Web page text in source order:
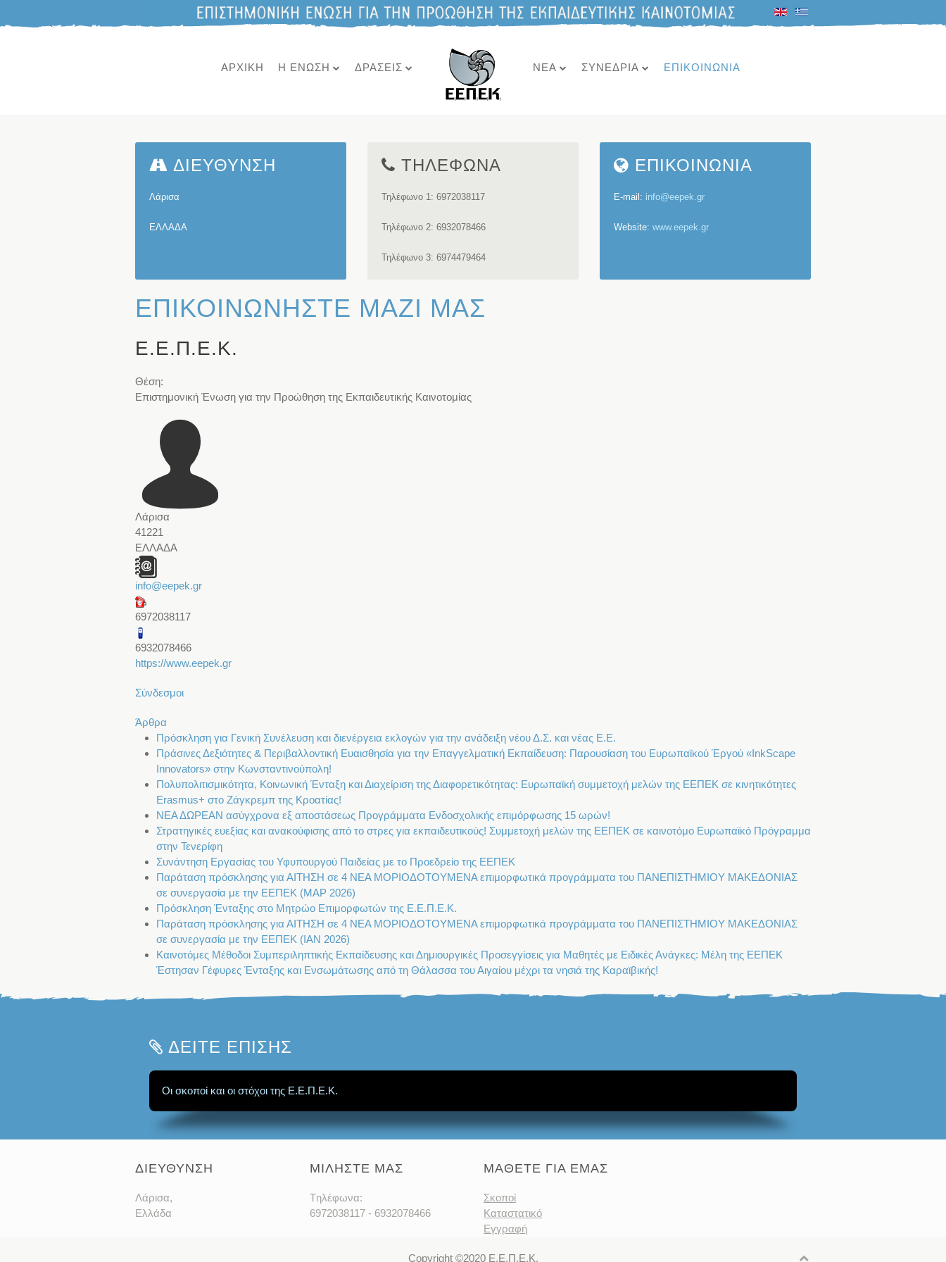
ΑΡΧΙΚΗ Η ΕΝΩΣΗ ΔΡΑΣΕΙΣ ΝΕΑ ΣΥΝΕΔΡΙΑ ΕΠΙΚΟΙΝΩΝΙΑ
ΔΙΕΥΘΥΝΣΗ
Λάρισα
ΕΛΛΑΔΑ
ΤΗΛΕΦΩΝΑ
Τηλέφωνο 1: 6972038117
Τηλέφωνο 2: 6932078466
Τηλέφωνο 3: 6974479464
ΕΠΙΚΟΙΝΩΝΙΑ
E-mail: info@eepek.gr
Website: www.eepek.gr
ΕΠΙΚΟΙΝΩΝΗΣΤΕ ΜΑΖΙ ΜΑΣ
Ε.Ε.Π.Ε.Κ.
Θέση:
Επιστημονική Ένωση για την Προώθηση της Εκπαιδευτικής Καινοτομίας
Λάρισα
41221
ΕΛΛΑΔΑ
info@eepek.gr
6972038117
6932078466
https://www.eepek.gr
Σύνδεσμοι
Άρθρα
Πρόσκληση για Γενική Συνέλευση και διενέργεια εκλογών για την ανάδειξη νέου Δ.Σ. και νέας Ε.Ε.
Πράσινες Δεξιότητες & Περιβαλλοντική Ευαισθησία για την Επαγγελματική Εκπαίδευση: Παρουσίαση του Ευρωπαϊκού Έργού «InkScape
Innovators» στην Κωνσταντινούπολη!
Πολυπολιτισμικότητα, Κοινωνική Ένταξη και Διαχείριση της Διαφορετικότητας: Ευρωπαϊκή συμμετοχή μελών της ΕΕΠΕΚ σε κινητικότητες
Erasmus+ στο Ζάγκρεμπ της Κροατίας!
ΝΕΑ ΔΩΡΕΑΝ ασύγχρονα εξ αποστάσεως Προγράμματα Ενδοσχολικής επιμόρφωσης 15 ωρών!
Στρατηγικές ευεξίας και ανακούφισης από το στρες για εκπαιδευτικούς! Συμμετοχή μελών της ΕΕΠΕΚ σε καινοτόμο Ευρωπαϊκό Πρόγραμμα
στην Τενερίφη
Συνάντηση Εργασίας του Υφυπουργού Παιδείας με το Προεδρείο της ΕΕΠΕΚ
Παράταση πρόσκλησης για ΑΙΤΗΣΗ σε 4 ΝΕΑ ΜΟΡΙΟΔΟΤΟΥΜΕΝΑ επιμορφωτικά προγράμματα του ΠΑΝΕΠΙΣΤΗΜΙΟΥ ΜΑΚΕΔΟΝΙΑΣ
σε συνεργασία με την ΕΕΠΕΚ (ΜΑΡ 2026)
Πρόσκληση Ένταξης στο Μητρώο Επιμορφωτών της Ε.Ε.Π.Ε.Κ.
Παράταση πρόσκλησης για ΑΙΤΗΣΗ σε 4 ΝΕΑ ΜΟΡΙΟΔΟΤΟΥΜΕΝΑ επιμορφωτικά προγράμματα του ΠΑΝΕΠΙΣΤΗΜΙΟΥ ΜΑΚΕΔΟΝΙΑΣ
σε συνεργασία με την ΕΕΠΕΚ (ΙΑΝ 2026)
Καινοτόμες Μέθοδοι Συμπεριληπτικής Εκπαίδευσης και Δημιουργικές Προσεγγίσεις για Μαθητές με Ειδικές Ανάγκες: Μέλη της ΕΕΠΕΚ
Έστησαν Γέφυρες Ένταξης και Ενσωμάτωσης από τη Θάλασσα του Αιγαίου μέχρι τα νησιά της Καραϊβικής!
ΔΕΙΤΕ ΕΠΙΣΗΣ
Οι σκοποί και οι στόχοι της Ε.Ε.Π.Ε.Κ.
ΔΙΕΥΘΥΝΣΗ
Λάρισα,
Ελλάδα
ΜΙΛΗΣΤΕ ΜΑΣ
Tηλέφωνα:
6972038117 - 6932078466
ΜΑΘΕΤΕ ΓΙΑ ΕΜΑΣ
Σκοποί
Καταστατικό
Εγγραφή
Copyright ©2020 Ε.Ε.Π.Ε.Κ.